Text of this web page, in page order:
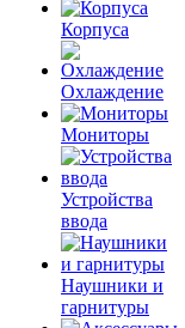
Корпуса
Охлаждение
Мониторы
Устройства
ввода
Наушники и
гарнитуры